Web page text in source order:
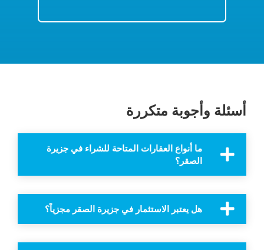
أسئلة وأجوبة متكررة
ما أنواع العقارات المتاحة للشراء في جزيرة
الصقر؟
هل يعتبر الاستثمار في جزيرة الصقر مجزياً؟